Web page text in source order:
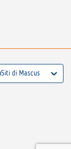
Siti di Mascus